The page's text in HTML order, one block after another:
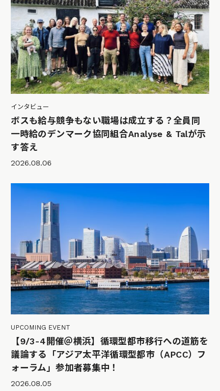
インタビュー
ボスも給与競争もない職場は成立する？全員同
一時給のデンマーク協同組合Analyse & Talが示
す答え
2026.08.06
UPCOMING EVENT
【9/3-4開催＠横浜】循環型都市移行への道筋を
議論する「アジア太平洋循環型都市（APCC）フ
ォーラム」参加者募集中！
2026.08.05